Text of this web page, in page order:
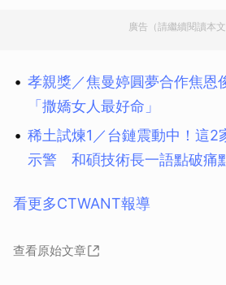
廣告（請繼續閱讀本文
孝親獎／焦曼婷圓夢合作焦
「撒嬌女人最好命」
稀土試煉1／台鏈震動中！這2
示警 和碩技術長一語點破痛
看更多CTWANT報導
查看原始文章